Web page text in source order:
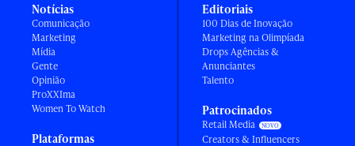
Notícias
Comunicação
Marketing
Mídia
Gente
Opinião
ProXXIma
Women To Watch
Plataformas
Editoriais
100 Dias de Inovação
Marketing na Olimpíada
Drops Agências &
Anunciantes
Talento
Patrocinados
Retail Media
Creators & Influencers